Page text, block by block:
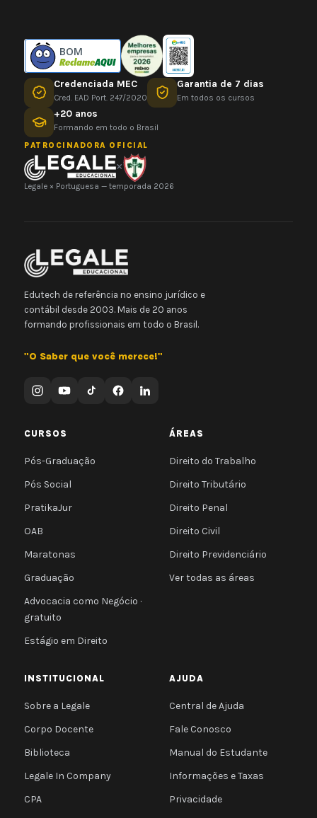
BOM
Credenciada MEC
Cred. EAD Port. 247/2020
Garantia de 7 dias
Em todos os cursos
+20 anos
Formando em todo o Brasil
PATROCINADORA OFICIAL
×
Legale × Portuguesa — temporada 2026
Edutech de referência no ensino jurídico e
contábil desde 2003. Mais de 20 anos
formando profissionais em todo o Brasil.
"O Saber que você merece!"
CURSOS
Pós-Graduação
Pós Social
PratikaJur
OAB
Maratonas
Graduação
Advocacia como Negócio ·
gratuito
Estágio em Direito
ÁREAS
Direito do Trabalho
Direito Tributário
Direito Penal
Direito Civil
Direito Previdenciário
Ver todas as áreas
INSTITUCIONAL
Sobre a Legale
Corpo Docente
Biblioteca
Legale In Company
CPA
AJUDA
Central de Ajuda
Fale Conosco
Manual do Estudante
Informações e Taxas
Privacidade